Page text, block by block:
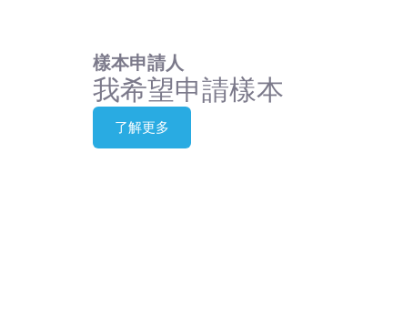
樣本申請人
我希望申請樣本
了解更多